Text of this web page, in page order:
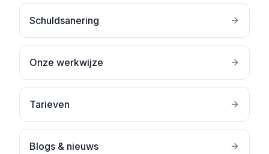
Schuldsanering
Onze werkwijze
Tarieven
Blogs & nieuws